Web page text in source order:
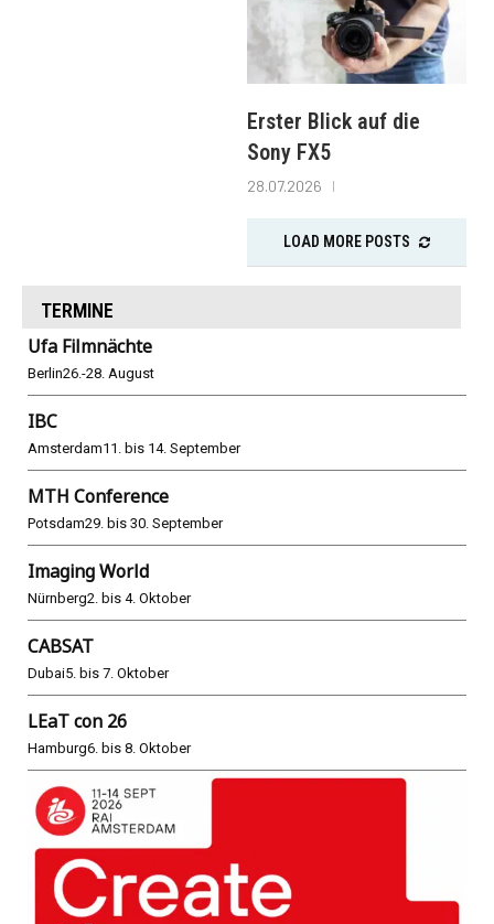
Erster Blick auf die
Sony FX5
28.07.2026
LOAD MORE POSTS
TERMINE
Ufa Filmnächte
Berlin26.-28. August
IBC
Amsterdam11. bis 14. September
MTH Conference
Potsdam29. bis 30. September
Imaging World
Nürnberg2. bis 4. Oktober
CABSAT
Dubai5. bis 7. Oktober
LEaT con 26
Hamburg6. bis 8. Oktober